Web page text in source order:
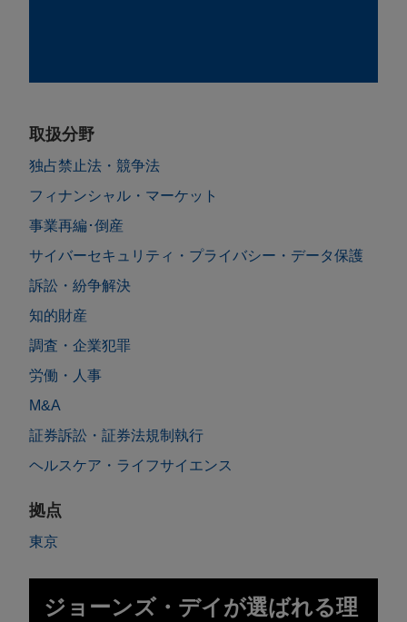
取扱分野
独占禁止法・競争法
フィナンシャル・マーケット
事業再編･倒産
サイバーセキュリティ・プライバシー・データ保護
訴訟・紛争解決
知的財産
調査・企業犯罪
労働・人事
M&A
証券訴訟・証券法規制執行
ヘルスケア・ライフサイエンス
拠点
東京
ジョーンズ・デイが選ばれる理